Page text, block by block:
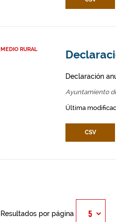
MEDIO RURAL
Declaración
Ayuntamiento
Última
CSV
Resultados por página